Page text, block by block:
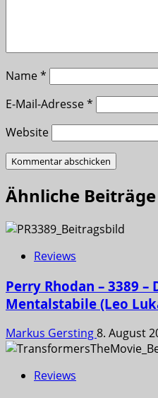
Name*
E-Mail-Adresse*
Website
Ähnliche Beiträge
Reviews
Perry Rhodan – 3389 –
Mentalstabile (Leo
Markus Gersting8. August
Reviews